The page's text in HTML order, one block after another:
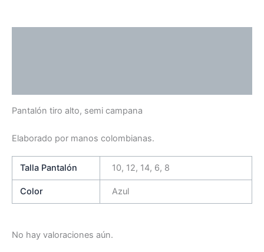
Pantalón tiro alto, semi campana
Elaborado por manos colombianas.
Talla Pantalón 10, 12, 14, 6, 8
Color Azul
No hay valoraciones aún.